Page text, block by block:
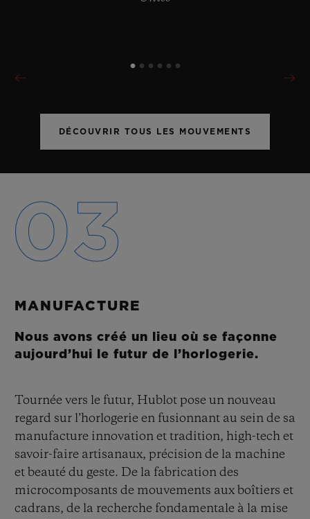
DÉCOUVRIR TOUS LES MOUVEMENTS
03
MANUFACTURE
Nous avons créé un lieu où se façonne
aujourd’hui le futur de l’horlogerie.
Tournée vers le futur, Hublot pose un nouveau
regard sur l’horlogerie en fusionnant au sein de sa
manufacture innovation et tradition, high-tech et
savoir-faire artisanaux, précision de la machine
et beauté du geste. De la fabrication des
microcomposants de mouvements aux boîtiers et
cadrans, de la recherche fondamentale à la mise